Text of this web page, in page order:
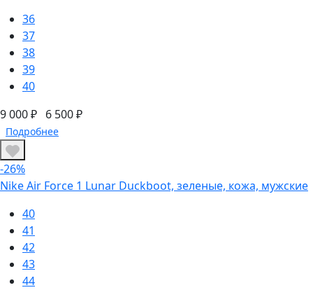
36
37
38
39
40
9 000 ₽ 6 500 ₽
Подробнее
-26%
Nike Air Force 1 Lunar Duckboot, зеленые, кожа, мужские
40
41
42
43
44